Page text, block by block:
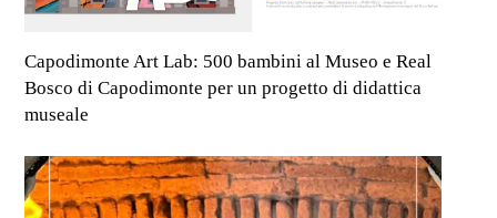
Capodimonte Art Lab: 500 bambini al Museo e Real
Bosco di Capodimonte per un progetto di didattica
museale